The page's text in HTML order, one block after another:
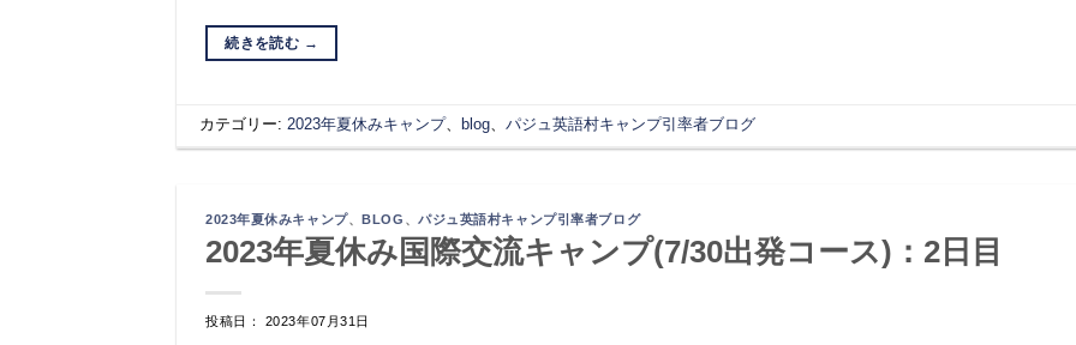
続きを読む →
カテゴリー: 2023年夏休みキャンプ、 blog 、パジュ英語村キャンプ引率者ブログ
2023年夏休みキャンプ、BLOG 、パジュ英語村キャンプ引率者ブログ
2023年夏休み国際交流キャンプ(7/30出発コース)：2日目
投稿日： 2023年07月31日